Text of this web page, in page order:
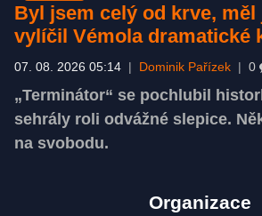
Byl jsem celý od krve,
vylíčil Vémola dramatické
07. 08. 2026 05:14 Dominik Pařízek 0
„Terminátor“ se pochlubil
sehrály roli odvážné slepice.
na svobodu.
Organizace